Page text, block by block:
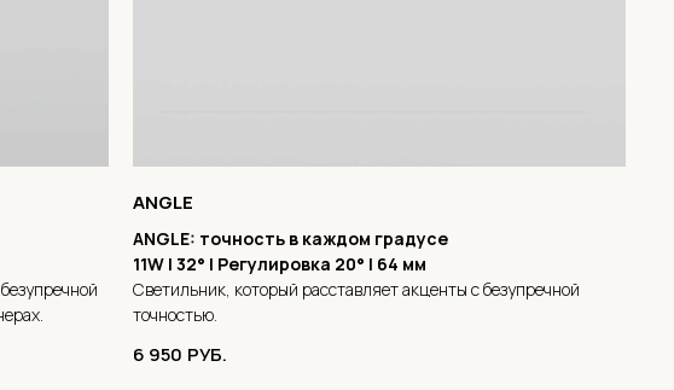
ANGLE
ANGLE: точность в каждом градусе
11W | 32° | Регулировка 20° | 64 мм
Светильник, который расставляет акценты с безупречной
точностью.
6 950 РУБ.